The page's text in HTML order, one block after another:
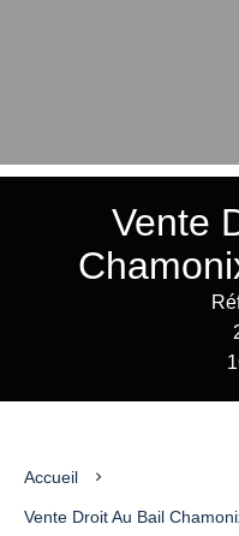
Vente
Accueil
Vente Droit Au Bail